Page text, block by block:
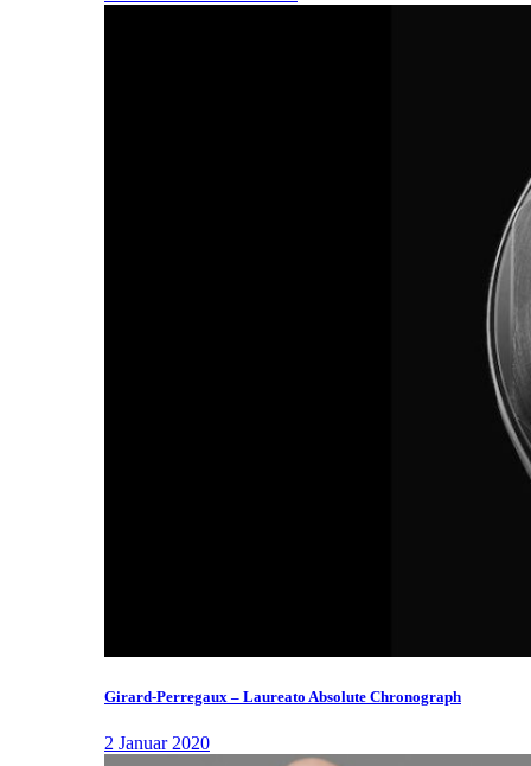
Girard-Perregaux – Laureato Absolute Chronograph
2 Januar 2020